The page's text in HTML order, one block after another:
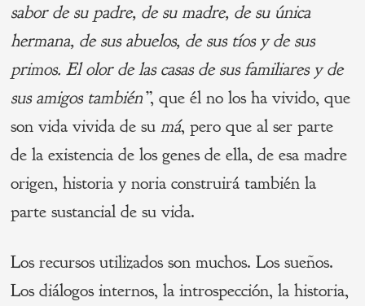
sabor de su padre, de su madre, de su única
hermana, de sus abuelos, de sus tíos y de sus
primos. El olor de las casas de sus familiares y de
sus amigos también”, que él no los ha vivido, que
son vida vivida de sumá, pero que al ser parte
de la existencia de los genes de ella, de esa madre
origen, historia y noria construirá también la
parte sustancial de su vida.
Los recursos utilizados son muchos. Los sueños.
Los diálogos internos, la introspección, la historia,